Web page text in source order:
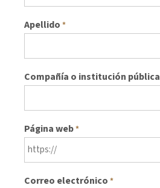
Apellido *
Compañía o institución pública
Página web*
Correo electrónico *